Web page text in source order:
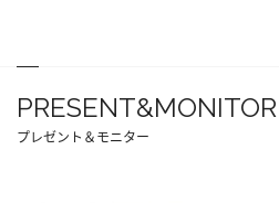
PRESENT&MONITOR
プレゼント＆モニター